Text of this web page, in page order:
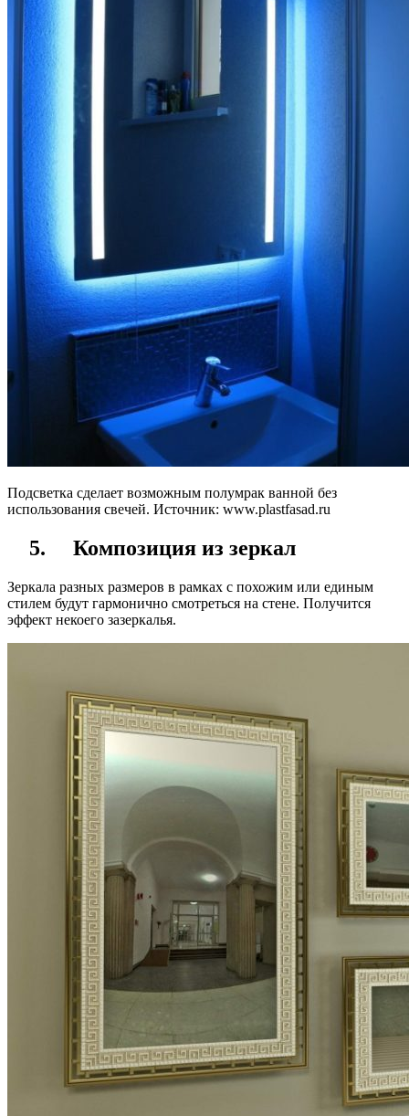
Подсветка сделает возможным полумрак ванной без
использования свечей. Источник: www.plastfasad.ru
5. Композиция из зеркал
Зеркала разных размеров в рамках с похожим или единым
стилем будут гармонично смотреться на стене. Получится
эффект некоего зазеркалья.